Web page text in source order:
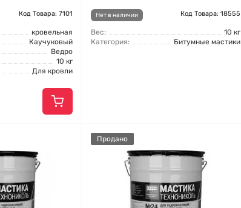
Код Товара: 7101
кровельная
Каучуковый
Ведро
10 кг
Для кровли
Нет в наличии Код Товара: 18555
Вес:
10 кг
Категория:
Битумные мастики
Продано